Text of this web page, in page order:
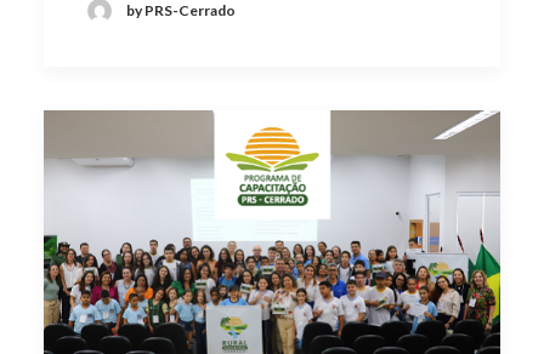
by PRS-Cerrado